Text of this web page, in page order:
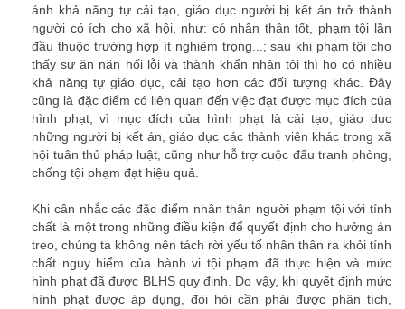
ánh khả năng tự cải tạo, giáo dục người bị kết án trở thành
người có ích cho xã hội, như: có nhân thân tốt, phạm tội lần
đầu thuộc trường hợp ít nghiêm trọng...; sau khi phạm tội cho
thấy sự ăn năn hối lỗi và thành khẩn nhận tội thì họ có nhiều
khả năng tự giáo dục, cải tạo hơn các đối tượng khác. Đây
cũng là đặc điểm có liên quan đến việc đạt được mục đích của
hình phạt, vì mục đích của hình phạt là cải tạo, giáo dục
những người bị kết án, giáo dục các thành viên khác trong xã
hội tuân thủ pháp luật, cũng như hỗ trợ cuộc đấu tranh phòng,
chống tội phạm đạt hiệu quả.
Khi cân nhắc các đặc điểm nhân thân người phạm tội với tính
chất là một trong những điều kiện để quyết định cho hưởng án
treo, chúng ta không nên tách rời yếu tố nhân thân ra khỏi tính
chất nguy hiểm của hành vi tội phạm đã thực hiện và mức
hình phạt đã được BLHS quy định. Do vậy, khi quyết định mức
hình phạt được áp dụng, đòi hỏi cần phải được phân tích,